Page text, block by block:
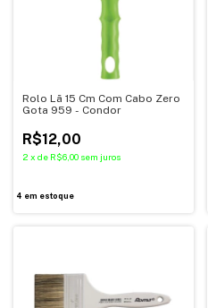
Rolo Lã 15 Cm Com Cabo Zero
Gota 959 - Condor
R$12,00
2 x de R$6,00 sem juros
4 em estoque